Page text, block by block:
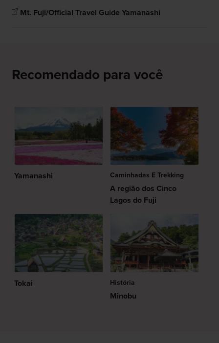
Mt. Fuji/Official Travel Guide Yamanashi
Recomendado para você
Yamanashi Caminhadas E Trekking
A região dos Cinco
Lagos do Fuji
Tokai História
Minobu